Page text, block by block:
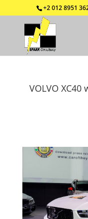
+2 012 8951
VOLVO XC40